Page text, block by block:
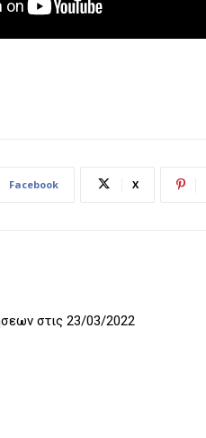
Facebook X
στις 23/03/2022